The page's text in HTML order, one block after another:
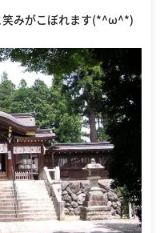
笑みがこぼれます(*^ω^*)